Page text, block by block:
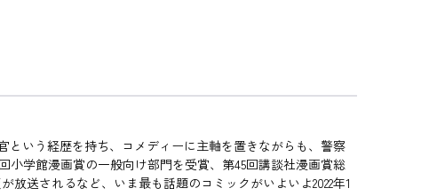
いう経歴を持ち、コメディーに主軸を置きながらも、警察
小学館漫画賞の一般向け部門を受賞、第45回講談社漫画賞総
送されるなど、いま最も話題のコミックがいよいよ2022年1